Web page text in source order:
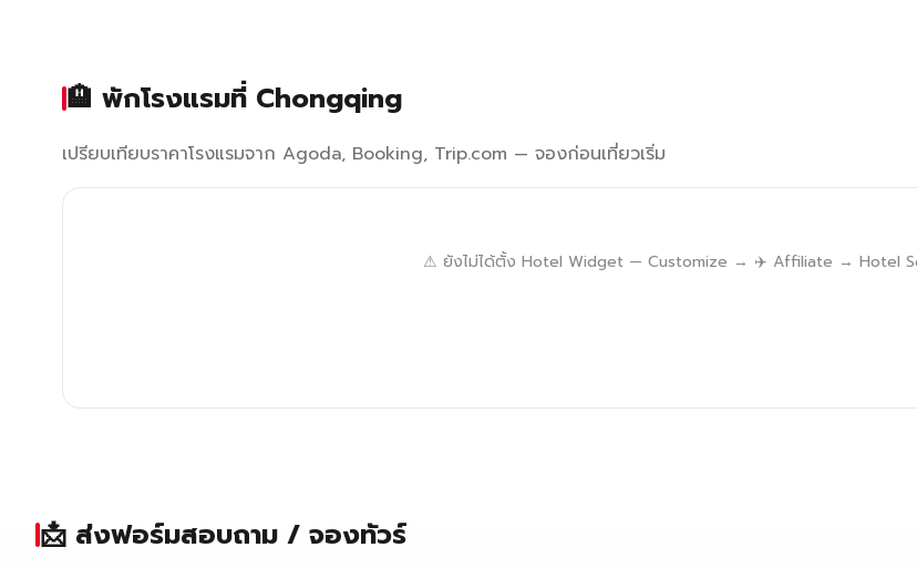
🏨 พักโรงแรมที่ Chongqing
เปรียบเทียบราคาโรงแรมจาก Agoda, Booking, Trip.com — จองก่อนเที่ยวเริ่ม
⚠ ยังไม่ได้ตั้ง Hotel Widget — Customize → ✈️ Affiliate → Hotel
📩 ส่งฟอร์มสอบถาม / จองทัวร์